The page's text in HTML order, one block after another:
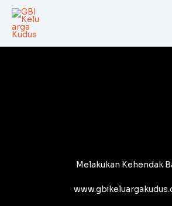
Skip
content
Melakukan Kehendak